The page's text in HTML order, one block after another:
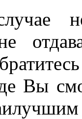
не
Вы